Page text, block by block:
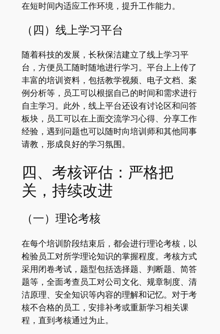
在短时间内适应工作环境，提升工作能力。
（四）线上学习平台
随着科技的发展，长秋保洁建立了线上学习平
台，方便员工随时随地进行学习。平台上上传了
丰富的培训资料，包括教学视频、电子文档、案
例分析等，员工可以根据自己的时间和需求进行
自主学习。此外，线上平台还设有讨论区和问答
板块，员工可以在上面交流学习心得、分享工作
经验，遇到问题也可以随时向培训师和其他同事
请教，形成良好的学习氛围。
四、考核评估：严格把
关，持续改进
（一）理论考核
在每个培训阶段结束后，都会进行理论考核，以
检验员工对所学理论知识的掌握程度。考核方式
采用闭卷考试，题型包括选择题、判断题、简答
题等，全面考查员工对公司文化、规章制度、清
洁原理、安全知识等内容的理解和记忆。对于考
核不合格的员工，安排补考或重新学习相关课
程，直到考核通过为止。